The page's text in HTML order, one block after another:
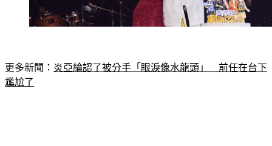
更多新聞：